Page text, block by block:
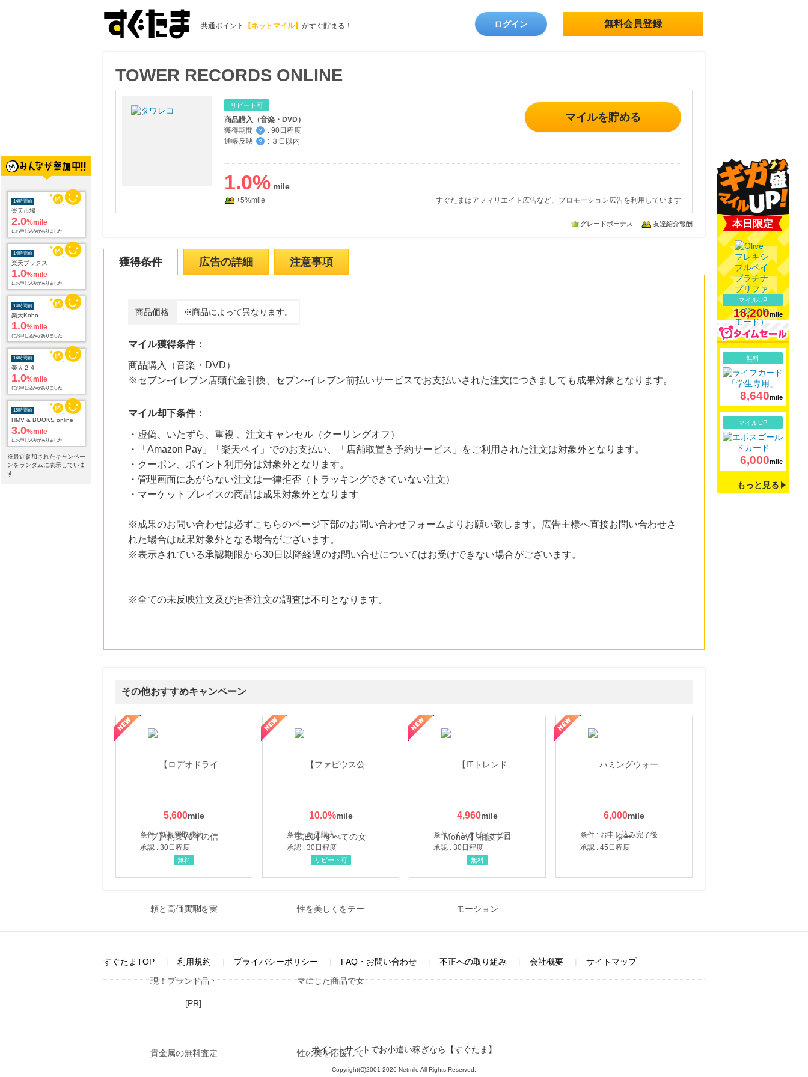
共通ポイント 【ネットマイル】 がすぐ貯まる！ ログイン 無料会員登録
14時間前
楽天市場
2.0%mile
にお申し込みがありました
14時間前
楽天ブックス
1.0%mile
にお申し込みがありました
14時間前
楽天Kobo
1.0%mile
にお申し込みがありました
14時間前
楽天２４
1.0%mile
にお申し込みがありました
15時間前
HMV & BOOKS online
3.0%mile
にお申し込みがありました
20時間前
Yahoo!ショッピング
※最近参加されたキャンペー
ンをランダムに表示していま
す
TOWER RECORDS ONLINE
リピート可
商品購入（音楽・DVD）
獲得期間
？ : 90日程度
通帳反映
？ : ３日以内
マイルを貯める
1.0%
+5%mile すぐたまはアフィリエイト広告など、プロモーション広告を利用しています
グレードボーナス 友達紹介報酬
獲得条件 広告の詳細 注意事項
商品価格 ※商品によって異なります。
マイル獲得条件：
商品購入（音楽・DVD）
※セブン-イレブン店頭代金引換、セブン-イレブン前払いサービスでお支払いされた注文につきましても成果対象となります。
マイル却下条件：
・虚偽、いたずら、重複 、注文キャンセル（クーリングオフ）
・「Amazon Pay」「楽天ペイ」でのお支払い、「店舗取置き予約サービス」をご利用された注文は対象外となります。
・クーポン、ポイント利用分は対象外となります。
・管理画面にあがらない注文は一律拒否（トラッキングできていない注文）
・マーケットプレイスの商品は成果対象外となります
※成果のお問い合わせは必ずこちらのページ下部のお問い合わせフォームよりお願い致します。広告主様へ直接お問い合わせさ
れた場合は成果対象外となる場合がございます。
※表示されている承認期限から30日以降経過のお問い合せについてはお受けできない場合がございます。
※全ての未反映注文及び拒否注文の調査は不可となります。
その他おすすめキャンペーン
5,600
条件 : 新規買取成約
承認 : 30日程度
無料
10.0%
条件 : 商品購入
承認 : 30日程度
くをテーマにした商品で女性の美を応援しています
リピート可
4,960
条件 : インタビューヒアリング完了
承認 : 30日程度
【ITトレンドMoney】相談プロモーション
無料
6,000
条件 : お申し込み完了後、決済登録完了と1ヶ月以内のサーバー初回設置。
承認 : 45日程度
ハミングウォーター【販売代理店】
本日限定
マイルUP
18,200mile
無料
8,640mile
マイルUP
6,000mile
もっと見る
[PR]
すぐたまTOP 利用規約 プライバシーポリシー FAQ・お問い合わせ 不正への取り組み 会社概要 サイトマップ
[PR]
ポイントサイトでお小遣い稼ぎなら【すぐたま】
Copyright(C)2001-2026 Netmile All Rights Reserved.